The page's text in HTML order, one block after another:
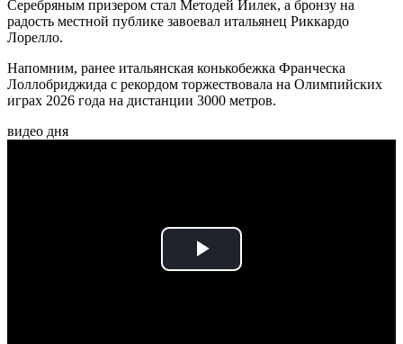
Серебряным призером стал Методей Йилек, а бронзу на
радость местной публике завоевал итальянец Риккардо
Лорелло.
Напомним, ранее итальянская конькобежка Франческа
Лоллобриджида с рекордом торжествовала на Олимпийских
играх 2026 года на дистанции 3000 метров.
видео дня
Play